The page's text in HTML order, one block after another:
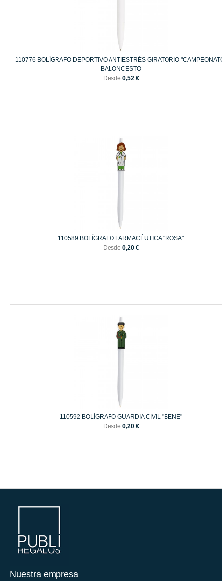
110776 BOLÍGRAFO DEPORTIVO ANTIESTRÉS GIRATORIO
BALONCESTO
Desde 0,52 €
110589 BOLÍGRAFO FARMACÉUTICA "ROSA"
Desde 0,20 €
110592 BOLÍGRAFO GUARDIA CIVIL "BENE"
Desde 0,20 €
Nuestra empresa